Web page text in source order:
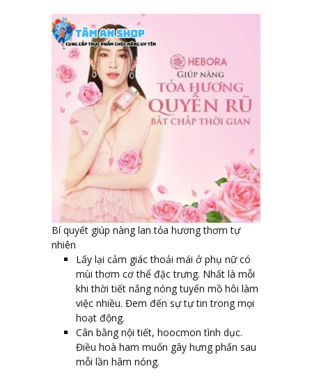
Bí quyết giúp nàng lan tỏa hương thơm tự
nhiên
Lấy lại cảm giác thoải mái ở phụ nữ có
mùi thơm cơ thể đặc trưng. Nhất là mỗi
khi thời tiết nắng nóng tuyến mồ hôi làm
việc nhiều. Đem đến sự tự tin trong mọi
hoạt động.
Cân bằng nội tiết, hoocmon tình dục.
Điều hoà ham muốn gây hưng phấn sau
mỗi lần hâm nóng.